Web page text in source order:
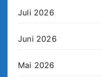
Juli 2026
Juni 2026
Mai 2026